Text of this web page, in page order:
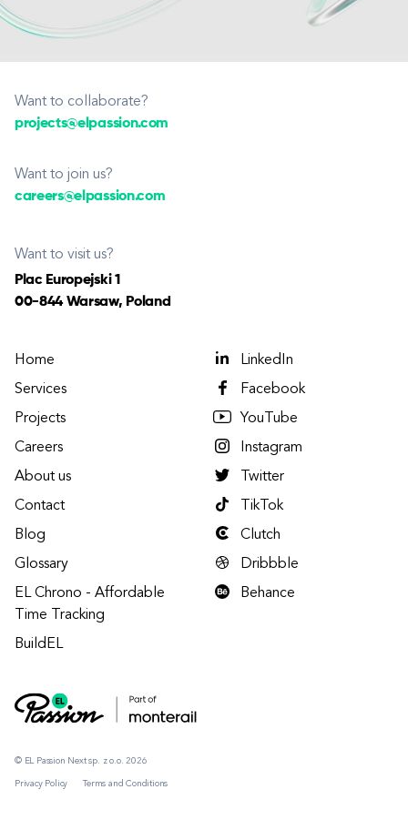
Want to collaborate?
projects@elpassion.com
Want to join us?
careers@elpassion.com
Want to visit us?
Plac Europejski 1
00-844 Warsaw, Poland
© EL Passion Next sp. z o.o. 2026
Privacy Policy Terms and Conditions
Home
Services
Projects
Careers
About us
Contact
Blog
Glossary
EL Chrono - Affordable
Time Tracking
BuildEL
LinkedIn
Facebook
YouTube
Instagram
Twitter
TikTok
Clutch
Dribbble
Behance